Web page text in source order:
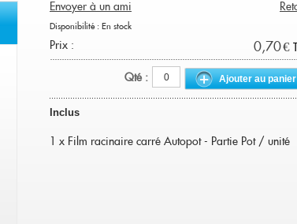
Envoyer à un ami
Disponibilité : En stock
Prix : 0,70 €
Qté : Ajouter au panier
Inclus
1 x Film racinaire carré Autopot - Partie Pot / unité